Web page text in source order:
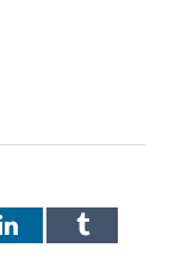
LinkedInTumblr